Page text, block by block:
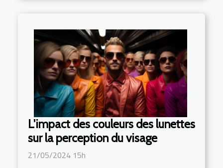
L'impact des couleurs des lunettes
sur la perception du visage
21/05/2024 15h